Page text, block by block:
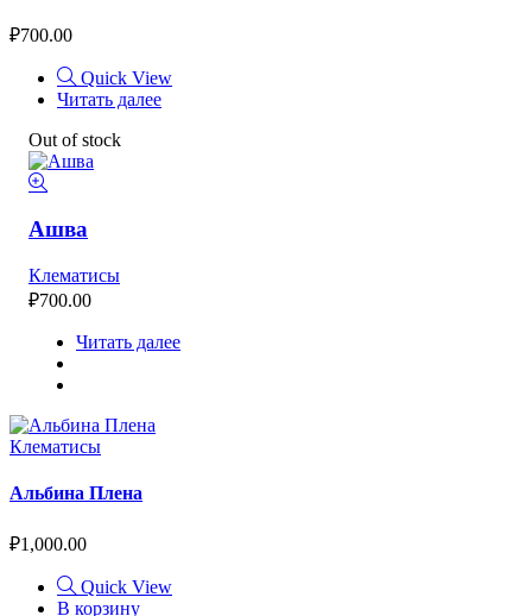
₽700.00
Quick View
Читать далее
Out of stock
Ашва
Клематисы
₽700.00
Читать далее
Клематисы
Альбина Плена
₽1,000.00
Quick View
В корзину